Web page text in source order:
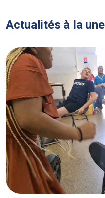
Actualités à la une